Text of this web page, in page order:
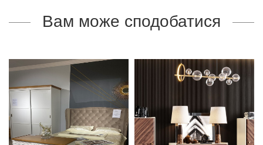
Вам може сподобатися